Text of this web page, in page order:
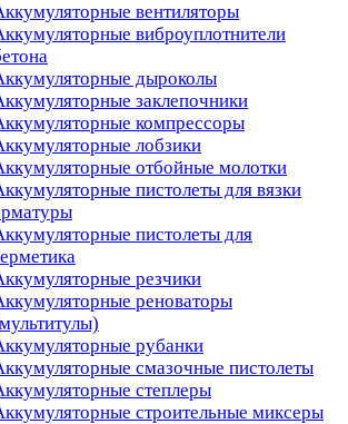
вентиляторы
виброуплотнители
дыроколы
заклепочники
компрессоры
лобзики
отбойные молотки
пистолеты для вязки
пистолеты для
резчики
реноваторы
рубанки
смазочные пистолеты
степлеры
строительные миксеры